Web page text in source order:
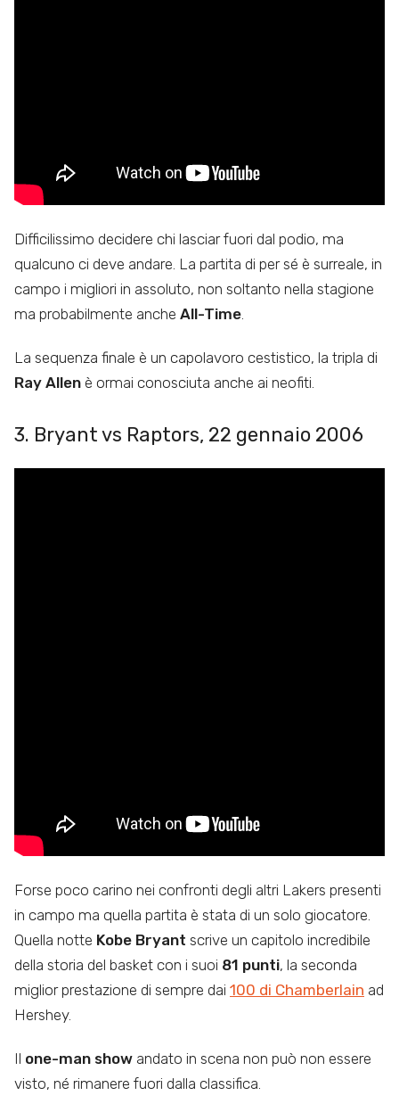
Difficilissimo decidere chi lasciar fuori dal podio, ma
qualcuno ci deve andare. La partita di per sé è surreale, in
campo i migliori in assoluto, non soltanto nella stagione
ma probabilmente anche All-Time.
La sequenza finale è un capolavoro cestistico, la tripla di
Ray Allen è ormai conosciuta anche ai neofiti.
3. Bryant vs Raptors, 22 gennaio 2006
Forse poco carino nei confronti degli altri Lakers presenti
in campo ma quella partita è stata di un solo giocatore.
Quella notte Kobe Bryant scrive un capitolo incredibile
della storia del basket con i suoi 81 punti, la seconda
miglior prestazione di sempre dai 100 di Chamberlain ad
Hershey.
Il one-man show andato in scena non può non essere
visto, né rimanere fuori dalla classifica.